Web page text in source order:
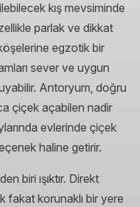
kış mevsiminde
parlak ve dikkat
egzotik bir
sever ve uygun
Antoryum, doğru
çiçek açabilen nadir
evlerinde çiçek
haline getirir.
biri ışıktır. Direkt
fakat korunaklı bir yere